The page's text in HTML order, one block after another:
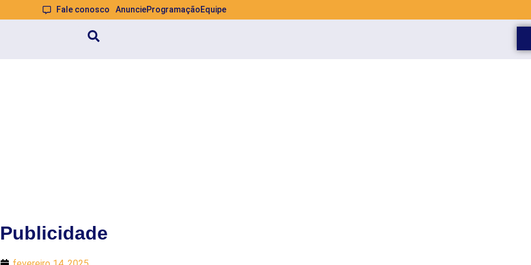
Fale conosco AnuncieProgramaçãoEquipe
Publicidade